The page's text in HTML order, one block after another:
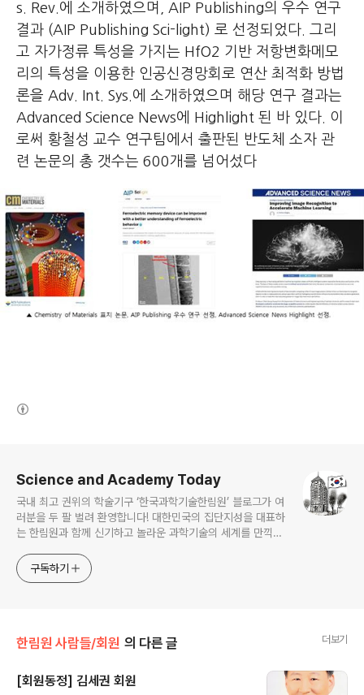
s. Rev.에 소개하였으며, AIP Publishing의 우수 연구
결과 (AIP Publishing Sci-light) 로 선정되었다. 그리
고 자가정류 특성을 가지는 HfO2 기반 저항변화메모
리의 특성을 이용한 인공신경망회로 연산 최적화 방법
론을 Adv. Int. Sys.에 소개하였으며 해당 연구 결과는
Advanced Science News에 Highlight 된 바 있다. 이
로써 황철성 교수 연구팀에서 출판된 반도체 소자 관
련 논문의 총 갯수는 600개를 넘어섰다
Science and Academy Today
국내 최고 권위의 학술기구 ‘한국과학기술한림원’ 블로그가 여
러분을 두 팔 벌려 환영합니다! 대한민국의 집단지성을 대표하
는 한림원과 함께 신기하고 놀라운 과학기술의 세계를 만끽하
구독하기
한림원 사람들/회원 의 다른 글 더보기
[회원동정] 김세권 회원